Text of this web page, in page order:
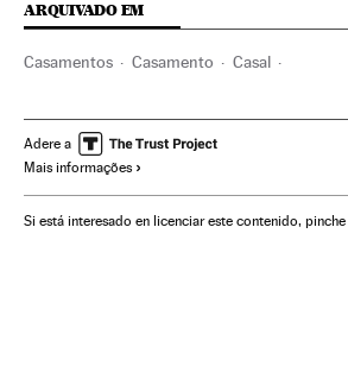
ARQUIVADO EM
Casamentos Casamento Casal
Emprego feminino Dias mundiais
Smoda Moda Estilo de vida
Adere a
Mais informações
Si está interesado en licenciar este contenido, pinche